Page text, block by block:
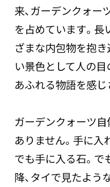
来、ガーデンクォー
を占めています。長
ざまな内包物を抱き
い景色として人の
あふれる物語を感じ
ガーデンクォーツ
ありません。手に入
でも手に入る石。で
降、タイで見たよう